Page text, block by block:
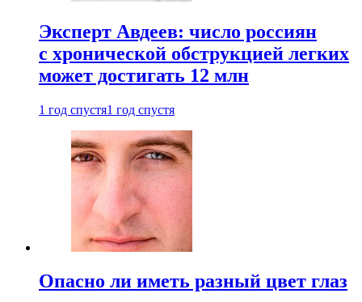
Эксперт Авдеев: число россиян
с хронической обструкцией легких
может достигать 12 млн
1 год спустя1 год спустя
Опасно ли иметь разный цвет глаз